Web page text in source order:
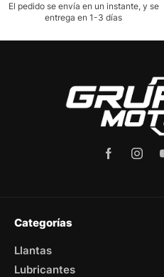
El pedido se envía en un instante, y se
entrega en 1-3 días
Categorías
Llantas
Lubricantes